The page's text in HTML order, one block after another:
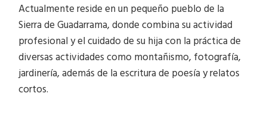
Actualmente reside en un pequeño pueblo de la
Sierra de Guadarrama, donde combina su actividad
profesional y el cuidado de su hija con la práctica de
diversas actividades como montañismo, fotografía,
jardinería, además de la escritura de poesía y relatos
cortos.